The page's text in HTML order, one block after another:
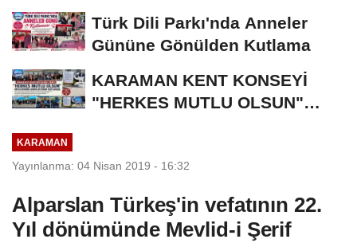
Türk Dili Parkı'nda Anneler
Gününe Gönülden Kutlama
KARAMAN KENT KONSEYİ
"HERKES MUTLU OLSUN"
KARAMAN
Yayınlanma: 04 Nisan 2019 - 16:32
Alparslan Türkeş'in vefatının 22.
Yıl dönümünde Mevlid-i Şerif